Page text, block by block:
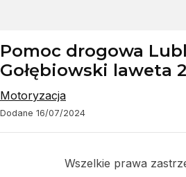
Pomoc drogowa
Gołębiowski laweta
Motoryzacja
Dodane 16/07/2024
Wszelkie prawa